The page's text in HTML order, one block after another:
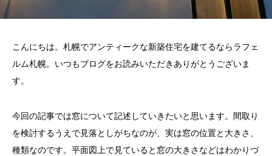
こんにちは。札幌でアンティークな新築住宅を建てるならラフェ
ルム札幌。いつもブログをお読みいただきありがとうございま
す。
今回の記事では窓について記述していきたいと思います。間取り
を検討するうえで見落としがちなのが、実は窓の位置と大きさ、
種類なのです。平面図上で見ていると窓の大きさなどはわかりづ